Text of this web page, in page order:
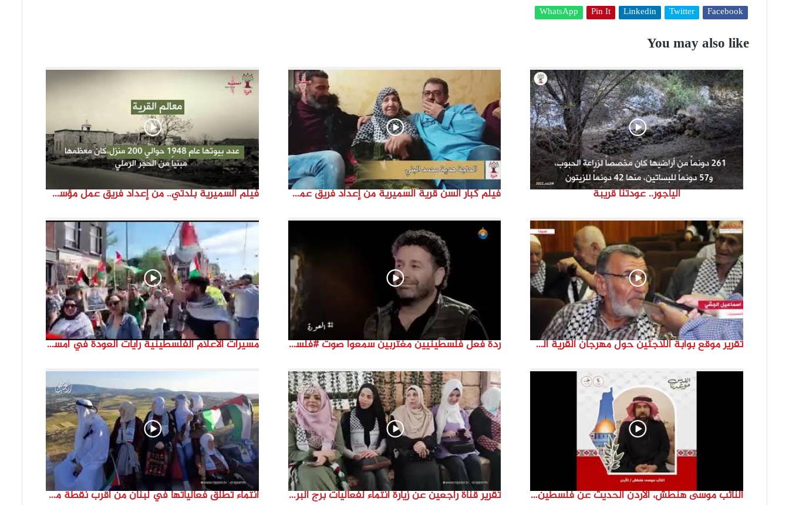
d
e
o
Facebook
Twitter
Linkedin
Pin It
WhatsApp
You may also like
الياجور.. عودتنا قريبة فيلم كبار السن قرية السميرية من إعداد فريق عمل مؤسسة هوية فيلم السميرية بلدتي.. من إعداد فريق عمل مؤسسة هوية
تقرير موقع بوابة اللاجئين حول مهرجان القرية الفلسطينية ( السميرية بلدتي) ردة فعل فلسطينيين مغتربين سمعوا صوت #فلسطين لأول مرة #نتماء2022 #القدس_موعدنا #النكبة74 مسيرات الاعلام الفلسطينية رايات العودة في امستردام #النكبة74 #انتماء2022 #القدس_موعدنا
النائب موسى هنطش، الأردن الحديث عن فلسطين والاقصى هو عنصر تحدي من تحديات الأُمة في تاريخها الطويل. #انتماء2022 تقرير قناة راجعين عن زيارة انتماء لفعاليات برج البراجنة اعداد جنى شحرور انتماء تطلق فعالياتها في لبنان من أقرب نقطة مع فلسطين المحتلة في ذكرى النكبة_74تقرير: جنى شحرور